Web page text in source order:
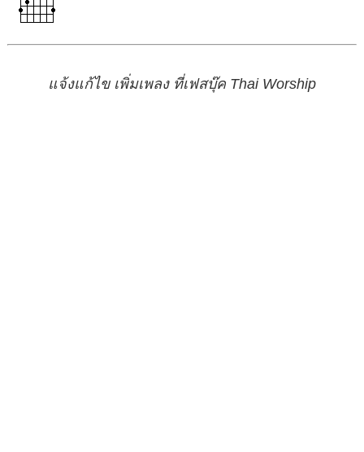
แจ้งแก้ไข เพิ่มเพลง ที่เฟสบุ๊ค Thai Worship